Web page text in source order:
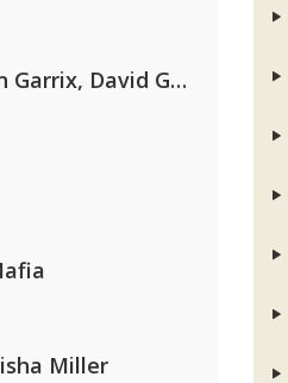
AFROJACK, Martin Garrix, David Guetta & Amél
Miller